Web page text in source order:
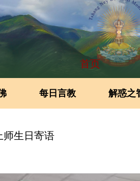
首页
每日言教 解惑之
师生日寄语